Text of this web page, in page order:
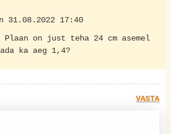
31.08.2022 17:40
on just teha 24 cm asemel
ka aeg 1,4?
VASTA